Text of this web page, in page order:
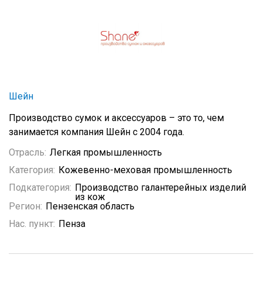
Шейн
Производство сумок и аксессуаров – это то, чем
занимается компания Шейн с 2004 года.
Отрасль: Легкая промышленность
Категория: Кожевенно-меховая промышленность
Подкатегория: Производство галантерейных изделий
из кож
Регион: Пензенская область
Нас. пункт: Пенза